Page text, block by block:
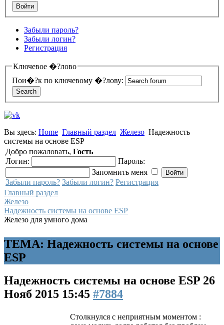
Забыли пароль?
Забыли логин?
Регистрация
Ключевое �?лово
Пои�?к по ключевому �?лову:
Вы здесь: Home Главный раздел Железо Надежность
системы на основе ESP
Добро пожаловать, Гость
Логин:
Пароль:
Запомнить меня
Забыли пароль? Забыли логин? Регистрация
Главный раздел
Железо
Надежность системы на основе ESP
Железо для умного дома
ТЕМА: Надежность системы на основе
ESP
Надежность системы на основе ESP 26
Нояб 2015 15:45 #7884
Столкнулся с неприятным моментом :